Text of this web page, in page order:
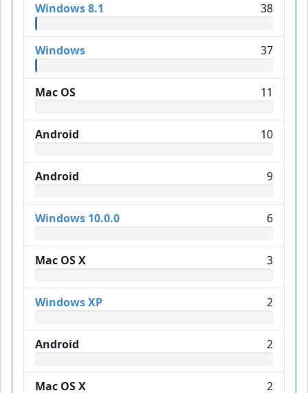
Windows 8.1 38
Windows 37
Mac OS 11
Android 10
Android 9
Windows 10.0.0 6
Mac OS X 3
Windows XP 2
Android 2
Mac OS X 2